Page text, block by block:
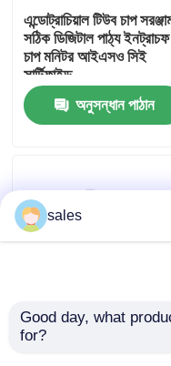
আমাদের সম্পর্কে
কারখানা ভ্রমণ
মান নিয়ন্ত্রণ
উদ্ধৃতির জন্য আবেদন
এন্ডোট্রাচিয়াল টিউব চাপ
সঠিক ডিজিটাল পাঠ্য ইনট্রাচফ
চাপ মনিটর আইএসও সিই
সার্টিফাইড
অনুসন্ধান পাঠান
ইটিটি এলএমএ ডিএলটি-এর
sales
Good day, what
for?